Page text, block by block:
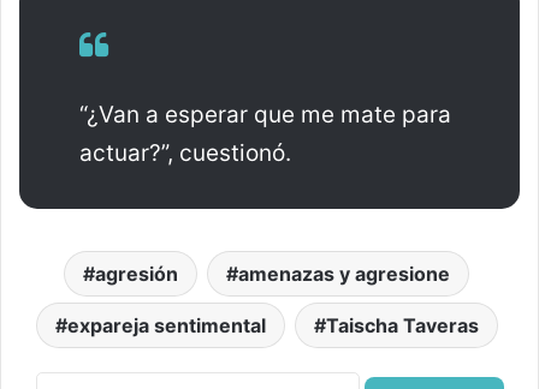
“¿Van a esperar que me mate para
actuar?”, cuestionó.
agresión amenazas y agresione
expareja sentimental Taischa Taveras